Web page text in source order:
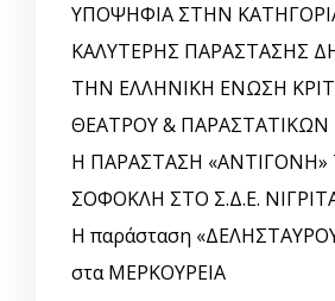
ΥΠΟΨΗΦΙΑ ΣΤΗΝ
ΚΑΛΥΤΕΡΗΣ ΠΑΡΑΣΤΑΣΗΣ
ΤΗΝ ΕΛΛΗΝΙΚΗ ΕΝΩΣΗ
ΘΕΑΤΡΟΥ &
Η ΠΑΡΑΣΤΑΣΗ «ΑΝΤΙΓΟΝΗ»
ΣΟΦΟΚΛΗ ΣΤΟ Σ.Δ.Ε.
Η παράσταση
στα ΜΕΡΚΟΥΡΕΙΑ